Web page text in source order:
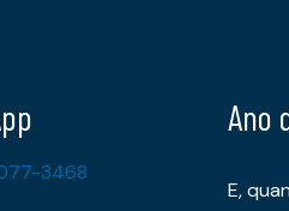
3468
Ano
E,